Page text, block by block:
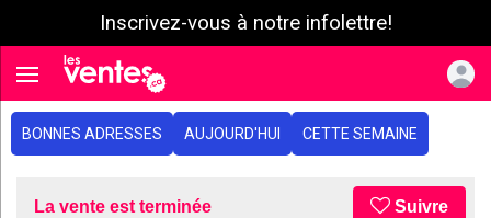
Inscrivez-vous à notre infolettre!
Toggle navigation
BONNES ADRESSES AUJOURD'HUI CETTE SEMAINE
La vente est terminée Suivre